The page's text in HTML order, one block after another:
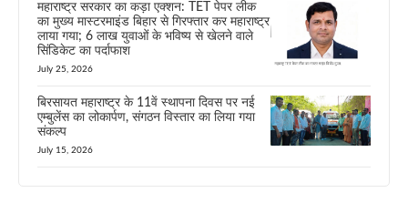
महाराष्ट्र सरकार का कड़ा एक्शन: TET पेपर लीक
का मुख्य मास्टरमाइंड बिहार से गिरफ्तार कर महाराष्ट्र
लाया गया; 6 लाख युवाओं के भविष्य से खेलने वाले
सिंडिकेट का पर्दाफाश
July 25, 2026
बिरसायत महाराष्ट्र के 11वें स्थापना दिवस पर नई
एम्बुलेंस का लोकार्पण, संगठन विस्तार का लिया गया
संकल्प
July 15, 2026